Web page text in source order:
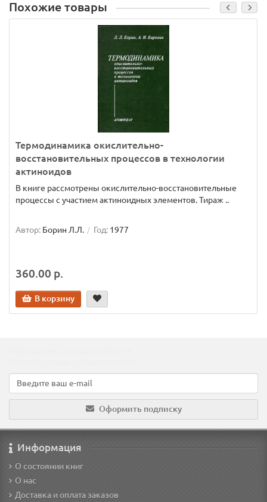
Похожие товары
Термодинамика окислительно-
восстановительных процессов в технологии
актиноидов
В книге рассмотрены окислительно-восстановительные
процессы с участием актиноидных элементов. Тираж ..
Автор: Борин Л.Л. Год: 1977
360.00 р.
В корзину
Оформить подписку
Информация
О состоянии книг
О нас
Доставка и оплата заказов